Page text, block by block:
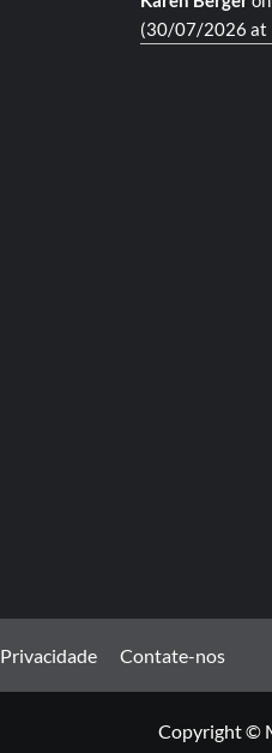
(30/07/2026 at
Privacidade Contate-nos
Copyright ©